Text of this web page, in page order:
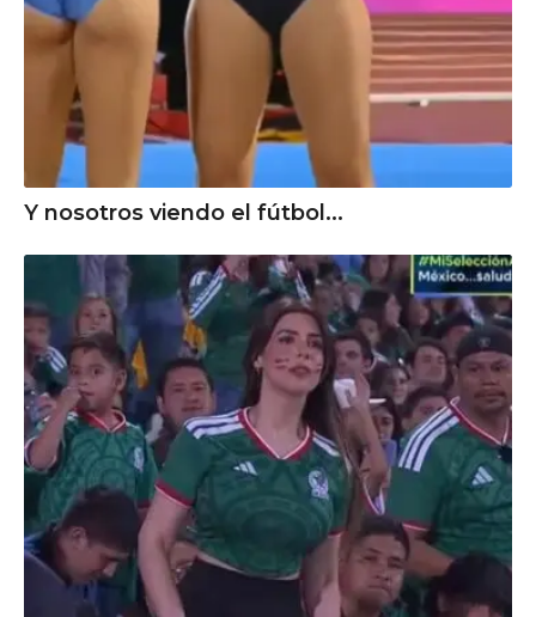
Y nosotros viendo el fútbol...